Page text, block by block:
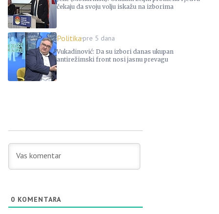
čekaju da svoju volju iskažu na izborima
Politikapre 5 dana
Vukadinović: Da su izbori danas ukupan
antirežimski front nosi jasnu prevagu
0 KOMENTARA